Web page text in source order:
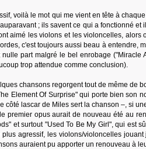
voilà le mot qui me vient en tête à
; ils savent ce qui a fonctionné
aimé les violons et les violoncelles, alors
c'est toujours aussi beau à entendre,
nulle part malgré le bel enrobage ("Miracle
trop attendue comme conclusion).
chansons regorgent tout de même de
Element Of Surprise" qui porte bien son
côté lascar de Miles sert la chanson –, si
premier opus aurait de nouveau été au
et surtout "Used To Be My Girl", qui est
plus agressif, les violons/violoncelles
auraient pu apporter un renouveau à